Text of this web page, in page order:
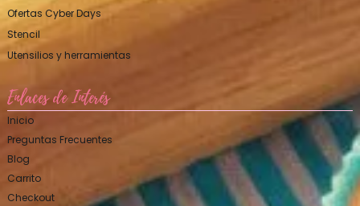
Ofertas Cyber Days
Stencil
Utensilios y herramientas
Enlaces de Interés
Inicio
Preguntas Frecuentes
Blog
Carrito
Checkout